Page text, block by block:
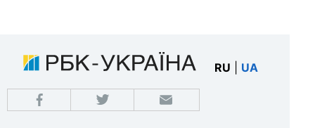
RU UA